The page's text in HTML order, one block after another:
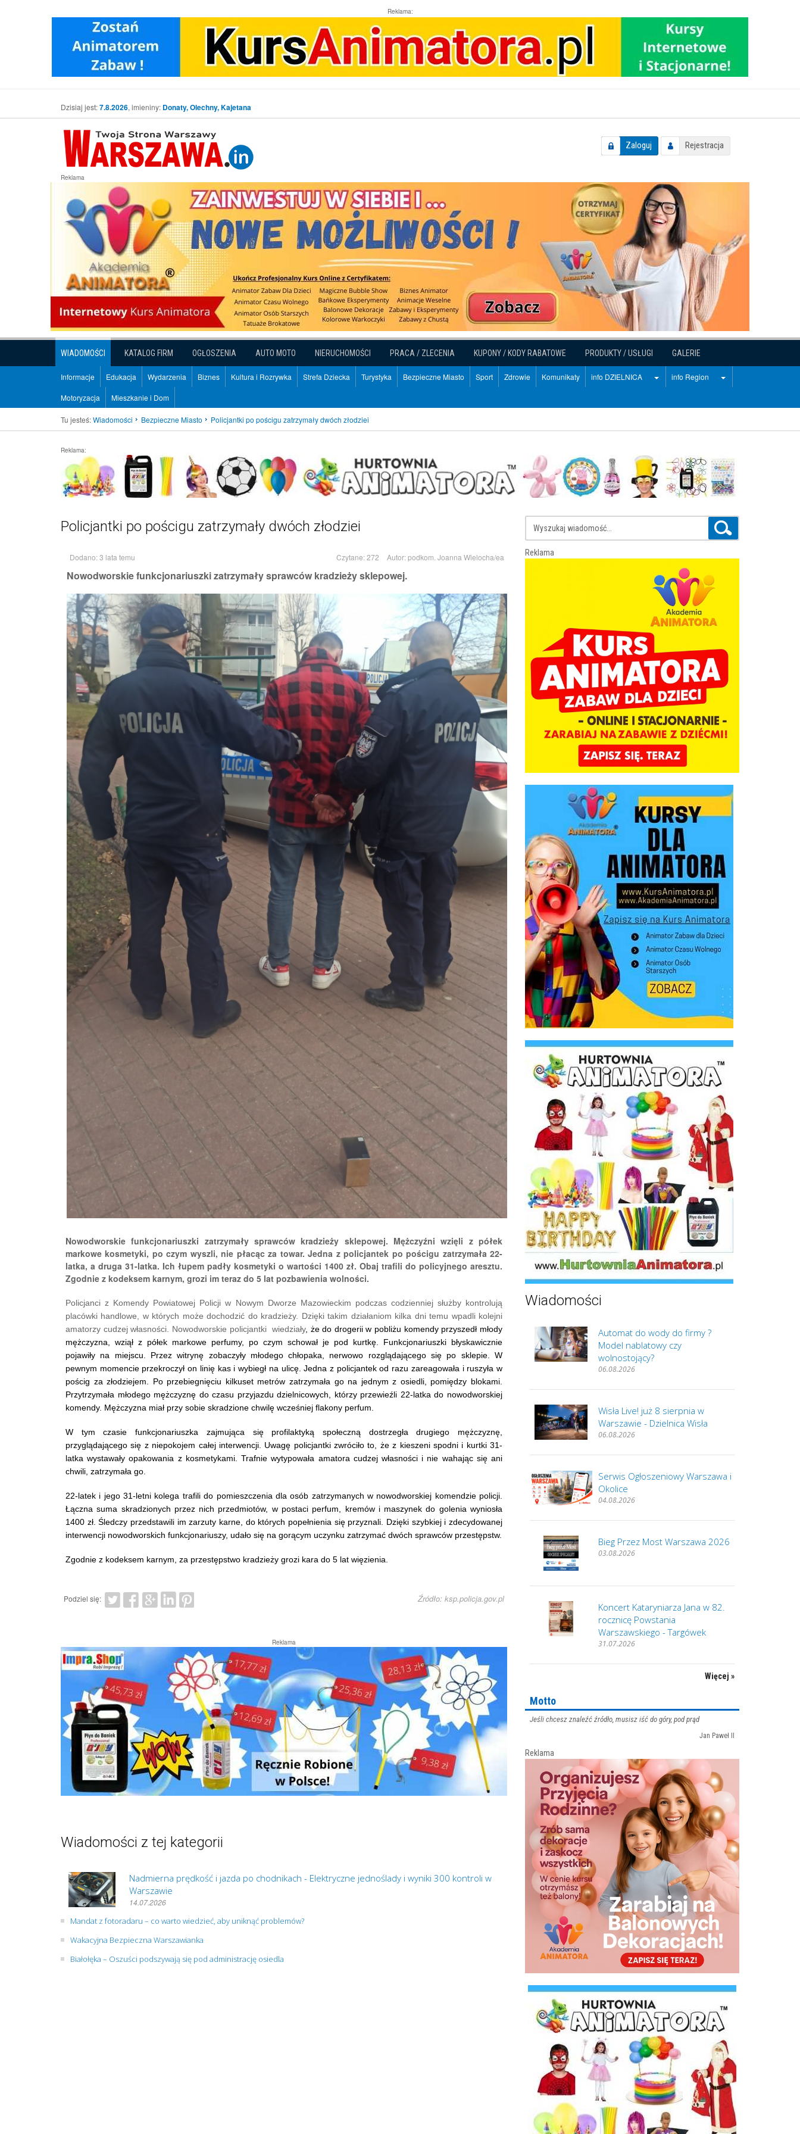
Reklama:
Dzisiaj jest:7.8.2026, imieniny: Donaty, Olechny, Kajetana
Zaloguj Rejestracja
Reklama
WIADOMOŚCI KATALOG FIRM OGŁOSZENIA AUTO MOTO NIERUCHOMOŚCI PRACA / ZLECENIA KUPONY / KODY RABATOWE PRODUKTY / USŁUGI GALERIE
Informacje Edukacja Wydarzenia Biznes Kultura i Rozrywka Strefa Dziecka Turystyka Bezpieczne Miasto Sport Zdrowie Komunikaty info DZIELNICA info Region
Motoryzacja Mieszkanie i Dom
Tu jesteś:Wiadomości Bezpieczne Miasto Policjantki po pościgu zatrzymały dwóch złodziei
Reklama:
Policjantki po pościgu zatrzymały dwóch złodziei
Dodano: 3 lata temu Czytane: 272 Autor:podkom. Joanna Wielocha/ea
Nowodworskie funkcjonariuszki zatrzymały sprawców kradzieży sklepowej.
Nowodworskie funkcjonariuszki zatrzymały sprawców kradzieży sklepowej. Mężczyźni wzięli z półek
markowe kosmetyki, po czym wyszli, nie płacąc za towar. Jedna z policjantek po pościgu zatrzymała 22-
latka, a druga 31-latka. Ich łupem padły kosmetyki o wartości 1400 zł. Obaj trafili do policyjnego aresztu.
Zgodnie z kodeksem karnym, grozi im teraz do 5 lat pozbawienia wolności.
Policjanci z Komendy Powiatowej Policji w Nowym Dworze Mazowieckim podczas codzienniej służby kontrolują
placówki handlowe, w których może dochodzić do kradzieży. Dzięki takim działaniom kilka dni temu wpadli kolejni
amatorzy cudzej własności. Nowodworskie policjantki wiedziały, że do drogerii w pobliżu komendy przyszedł młody
mężczyzna, wziął z półek markowe perfumy, po czym schował je pod kurtkę. Funkcjonariuszki błyskawicznie
pojawiły na miejscu. Przez witrynę zobaczyły młodego chłopaka, nerwowo rozglądającego się po sklepie. W
pewnym momencie przekroczył on linię kas i wybiegł na ulicę. Jedna z policjantek od razu zareagowała i ruszyła w
pościg za złodziejem. Po przebiegnięciu kilkuset metrów zatrzymała go na jednym z osiedli, pomiędzy blokami.
Przytrzymała młodego mężczyznę do czasu przyjazdu dzielnicowych, którzy przewieźli 22-latka do nowodworskiej
komendy. Mężczyzna miał przy sobie skradzione chwilę wcześniej flakony perfum.
W tym czasie funkcjonariuszka zajmująca się profilaktyką społeczną dostrzegła drugiego mężczyznę,
przyglądającego się z niepokojem całej interwencji. Uwagę policjantki zwróciło to, że z kieszeni spodni i kurtki 31-
latka wystawały opakowania z kosmetykami. Trafnie wytypowała amatora cudzej własności i nie wahając się ani
chwili, zatrzymała go.
22-latek i jego 31-letni kolega trafili do pomieszczenia dla osób zatrzymanych w nowodworskiej komendzie policji.
Łączna suma skradzionych przez nich przedmiotów, w postaci perfum, kremów i maszynek do golenia wyniosła
1400 zł. Śledczy przedstawili im zarzuty karne, do których popełnienia się przyznali. Dzięki szybkiej i zdecydowanej
interwencji nowodworskich funkcjonariuszy, udało się na gorącym uczynku zatrzymać dwóch sprawców przestępstw.
Zgodnie z kodeksem karnym, za przestępstwo kradzieży grozi kara do 5 lat więzienia.
Podziel się: Źródło: ksp.policja.gov.pl
Reklama
Wiadomości z tej kategorii
Nadmierna prędkość i jazda po chodnikach - Elektryczne jednoślady i wyniki 300 kontroli w
Warszawie
14.07.2026
Mandat z fotoradaru – co warto wiedzieć, aby uniknąć problemów?
Wakacyjna Bezpieczna Warszawianka
Białołęka – Oszuści podszywają się pod administrację osiedla
Reklama
Wiadomości
Automat do wody do firmy ?
Model nablatowy czy
wolnostojący?
06.08.2026
Wisła Live! już 8 sierpnia w
Warszawie - Dzielnica Wisła
06.08.2026
Serwis Ogłoszeniowy Warszawa i
Okolice
04.08.2026
Bieg Przez Most Warszawa 2026
03.08.2026
Koncert Kataryniarza Jana w 82.
rocznicę Powstania
Warszawskiego - Targówek
31.07.2026
Więcej »
Motto
Jeśli chcesz znaleźć źródło, musisz iść do góry, pod prąd
Jan Paweł II
Reklama